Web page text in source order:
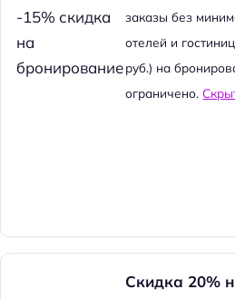
заказы без
отелей и
руб.) на
ограничено.
Скидка 20%